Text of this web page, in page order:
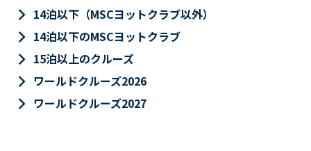
keyboard_arrow_right 14泊以下（MSCヨットクラブ以外）
keyboard_arrow_right 14泊以下のMSCヨットクラブ
keyboard_arrow_right 15泊以上のクルーズ
keyboard_arrow_right ワールドクルーズ2026
keyboard_arrow_right ワールドクルーズ2027